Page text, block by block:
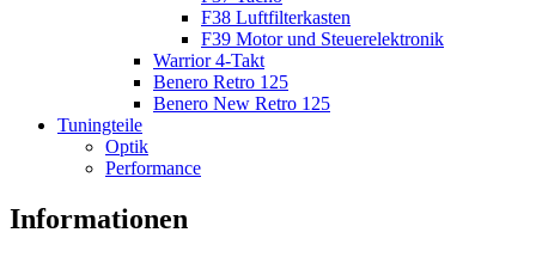
F38 Luftfilterkasten
F39 Motor und Steuerelektronik
Warrior 4-Takt
Benero Retro 125
Benero New Retro 125
Tuningteile
Optik
Performance
Informationen